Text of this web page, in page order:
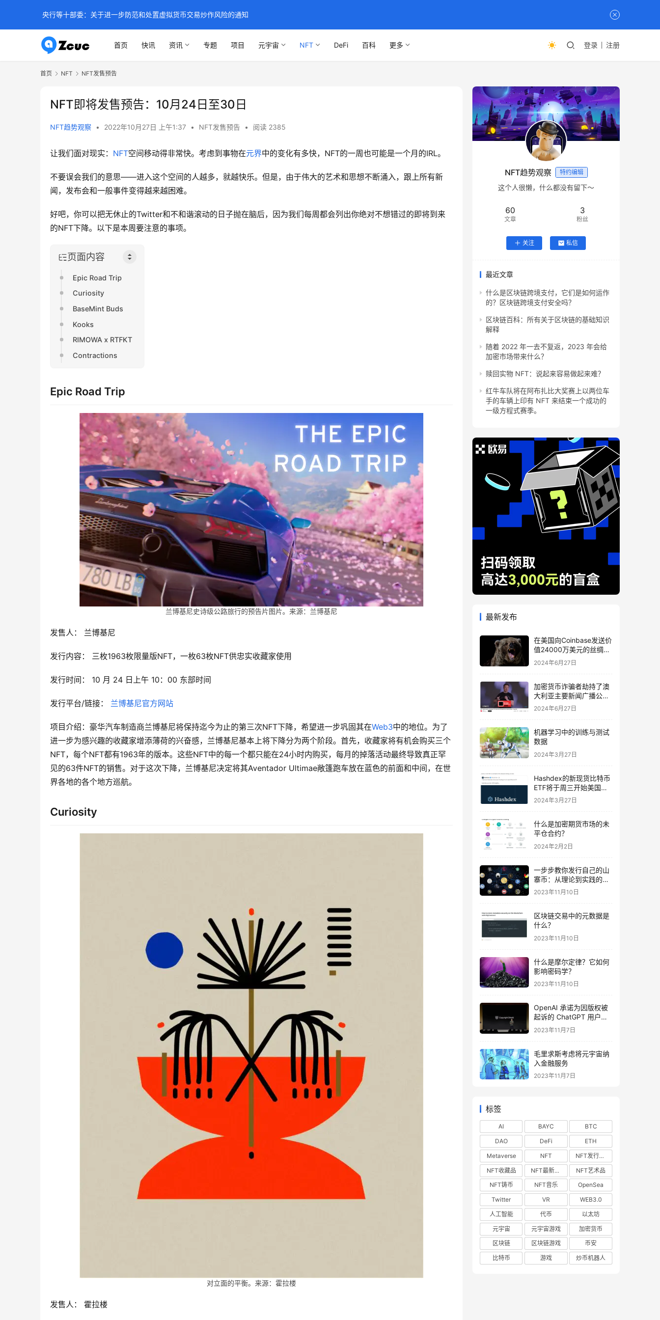
首页 快讯 资讯 专题 项目 元宇宙 NFT DeFi 百科 更多 登录 注册
首页 NFT NFT发售预告
NFT即将发售预告：10月24日至30日
NFT趋势观察 • 2022年10月27日 上午1:37 • NFT发售预告 • 阅读 2385
让我们面对现实： NFT空间移动得非常快。考虑到事物在元界中的变化有多快，NFT的一周也可能是一个月的IRL。
不要误会我们的意思——进入这个空间的人越多，就越快乐。但是，由于伟大的艺术和思想不断涌入，跟上所有新
闻，发布会和一般事件变得越来越困难。
好吧，你可以把无休止的Twitter和不和谐滚动的日子抛在脑后，因为我们每周都会列出你绝对不想错过的即将到来
的NFT下降。以下是本周要注意的事项。
页面内容
Epic Road Trip
Curiosity
BaseMint Buds
Kooks
RIMOWA x RTFKT
Contractions
Epic Road Trip
兰博基尼史诗级公路旅行的预告片图片。来源：兰博基尼
发售人： 兰博基尼
发行内容： 三枚1963枚限量版NFT，一枚63枚NFT供忠实收藏家使用
发行时间： 10 月 24 日上午 10：00 东部时间
发行平台/链接： 兰博基尼官方网站
项目介绍：豪华汽车制造商兰博基尼将保持迄今为止的第三次NFT下降，希望进一步巩固其在Web3中的地位。为了
进一步为感兴趣的收藏家增添薄荷的兴奋感，兰博基尼基本上将下降分为两个阶段。首先，收藏家将有机会购买三个
NFT，每个NFT都有1963年的版本。这些NFT中的每一个都只能在24小时内购买，每月的掉落活动最终导致真正罕
见的63件NFT的销售。对于这次下降，兰博基尼决定将其Aventador Ultimae敞篷跑车放在蓝色的前面和中间，在世
界各地的各个地方巡航。
Curiosity
对立面的平衡。来源：霍拉楼
发售人： 霍拉楼
NFT趋势观察 特约编辑
这个人很懒，什么都没有留下～
60
文章
3
粉丝
关注 私信
最近文章
什么是区块链跨境支付，它们是如何运作
的？区块链跨境支付安全吗？
区块链百科：所有关于区块链的基础知识
解释
随着 2022 年一去不复返，2023 年会给
加密市场带来什么？
赎回实物 NFT：说起来容易做起来难？
红牛车队将在阿布扎比大奖赛上以两位车
手的车辆上印有 NFT 来结束一个成功的
一级方程式赛季。
最新发布
在美国向Coinbase发送价
值24000万美元的丝绸之
路相关BTC后，比特币下
2024年6月27日
加密货币诈骗者劫持了澳
大利亚主要新闻广播公司
的 YouTube
2024年6月27日
机器学习中的训练与测试
数据
2024年3月27日
Hashdex的新现货比特币
ETF将于周三开始美国交
易
2024年3月27日
什么是加密期货市场的未
平仓合约？
2024年2月2日
一步步教你发行自己的山
寨币：从理论到实践的完
全指南及波场智能合约示
2023年11月10日
区块链交易中的元数据是
什么？
2023年11月10日
什么是摩尔定律？它如何
影响密码学？
2023年11月10日
OpenAI 承诺为因版权被
起诉的 ChatGPT 用户提
供法律费用
2023年11月7日
毛里求斯考虑将元宇宙纳
入金融服务
2023年11月7日
标签
AI BAYC
BTC
DAO
DeFi
ETH
Metaverse
NFT
NFT发行预告
NFT收藏品
NFT最新空投
NFT艺术品
NFT铸币
NFT音乐
OpenSea
Twitter
VR
WEB3.0
人工智能
代币
以太坊
元宇宙
元宇宙游戏
加密货币
区块链
区块链游戏
币安
比特币
游戏 炒币机器人
央行等十部委：关于进一步防范和处置虚拟货币交易炒作风险的通知